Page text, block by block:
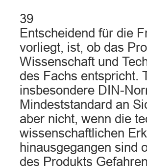
39
Entscheidend für die
vorliegt, ist, ob das
Wissenschaft und
des Fachs entspricht.
insbesondere DIN-
Mindeststandard an
aber nicht, wenn die
wissenschaftlichen
hinausgegangen sind
des Produkts